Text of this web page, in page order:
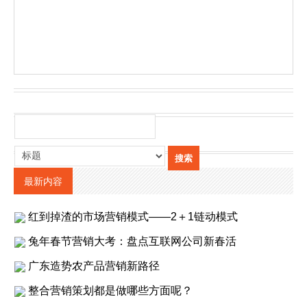
最新内容
红到掉渣的市场营销模式——2＋1链动模式
兔年春节营销大考：盘点互联网公司新春活
广东造势农产品营销新路径
整合营销策划都是做哪些方面呢？